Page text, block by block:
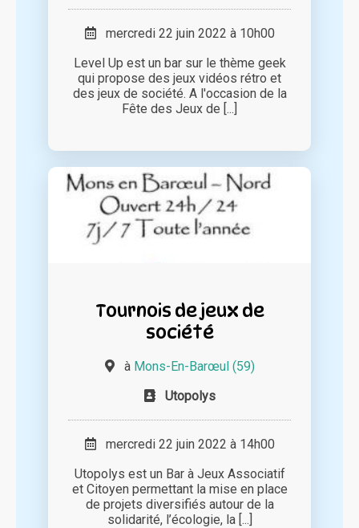
mercredi 22 juin 2022 à 10h00
Level Up est un bar sur le thème geek
qui propose des jeux vidéos rétro et
des jeux de société. A l'occasion de la
Fête des Jeux de [...]
Tournois de jeux de
société
à Mons-En-Barœul (59)
Utopolys
mercredi 22 juin 2022 à 14h00
Utopolys est un Bar à Jeux Associatif
et Citoyen permettant la mise en place
de projets diversifiés autour de la
solidarité, l’écologie, la [...]